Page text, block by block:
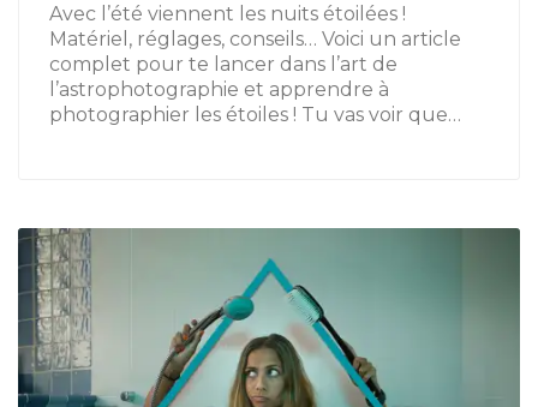
Avec l’été viennent les nuits étoilées !
Matériel, réglages, conseils… Voici un article
complet pour te lancer dans l’art de
l’astrophotographie et apprendre à
photographier les étoiles ! Tu vas voir que…